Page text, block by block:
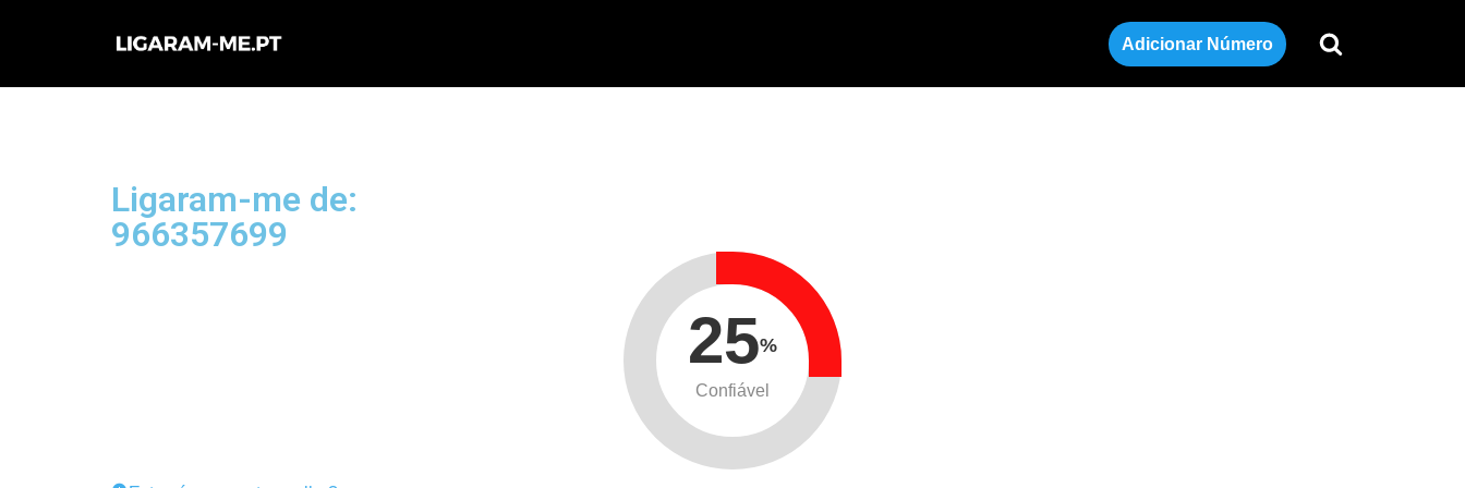
para
Adicionar Número
Ligaram-me de:
966357699
25%
Confiável